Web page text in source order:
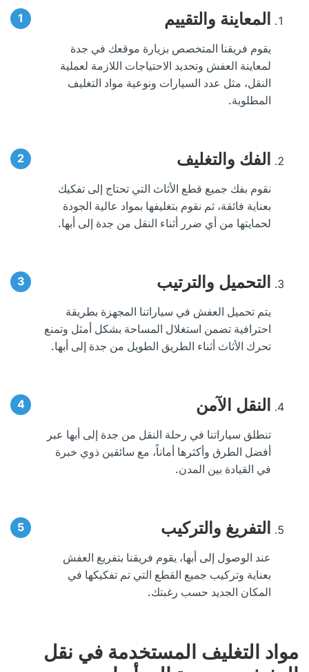
المعاينة والتقييم
يقوم فريقنا المتخصص بزيارة موقعك في جدة
لمعاينة العفش وتحديد الاحتياجات اللازمة لعملية
النقل، مثل عدد السيارات ونوعية مواد التغليف
المطلوبة.
الفك والتغليف
نقوم بفك جميع قطع الأثاث التي تحتاج إلى تفكيك
بعناية فائقة، ثم نقوم بتغليفها بمواد عالية الجودة
لحمايتها من أي ضرر أثناء النقل من جدة إلى أبها.
التحميل والترتيب
يتم تحميل العفش في سياراتنا المجهزة بطريقة
احترافية تضمن استغلال المساحة بشكل أمثل وتمنع
تحرك الأثاث أثناء الطريق الطويل من جدة إلى أبها.
النقل الآمن
تنطلق سياراتنا في رحلة النقل من جدة إلى أبها عبر
أفضل الطرق وأكثرها أماناً، مع سائقين ذوي خبرة
في القيادة بين المدن.
التفريغ والتركيب
عند الوصول إلى أبها، يقوم فريقنا بتفريغ العفش
بعناية وتركيب جميع القطع التي تم تفكيكها في
المكان الجديد حسب رغبتك.
مواد التغليف المستخدمة في نقل